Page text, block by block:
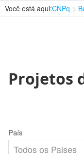
Você está aqui:CNPq
Projetos
País